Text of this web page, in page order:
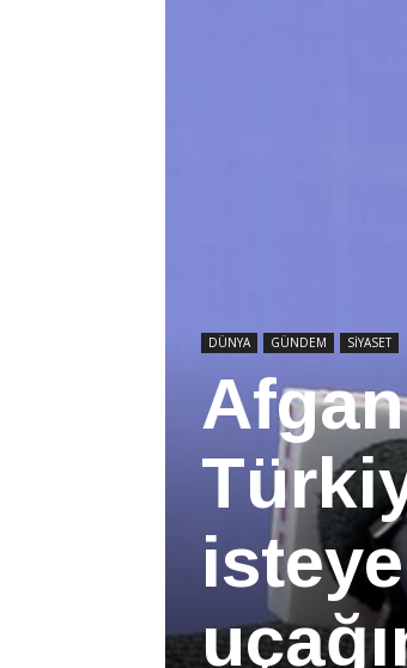
DÜNYA GÜNDEM SİYASET